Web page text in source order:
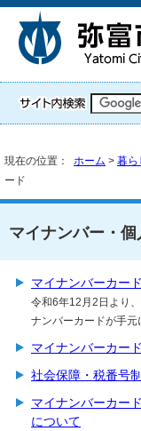
現在の位置： ホーム > 暮ら
ード
マイナンバー・
マイナンバーカー
令和6年12月2日より
ナンバーカードが手元
マイナンバーカー
社会保障・税番号
マイナンバーカー
について